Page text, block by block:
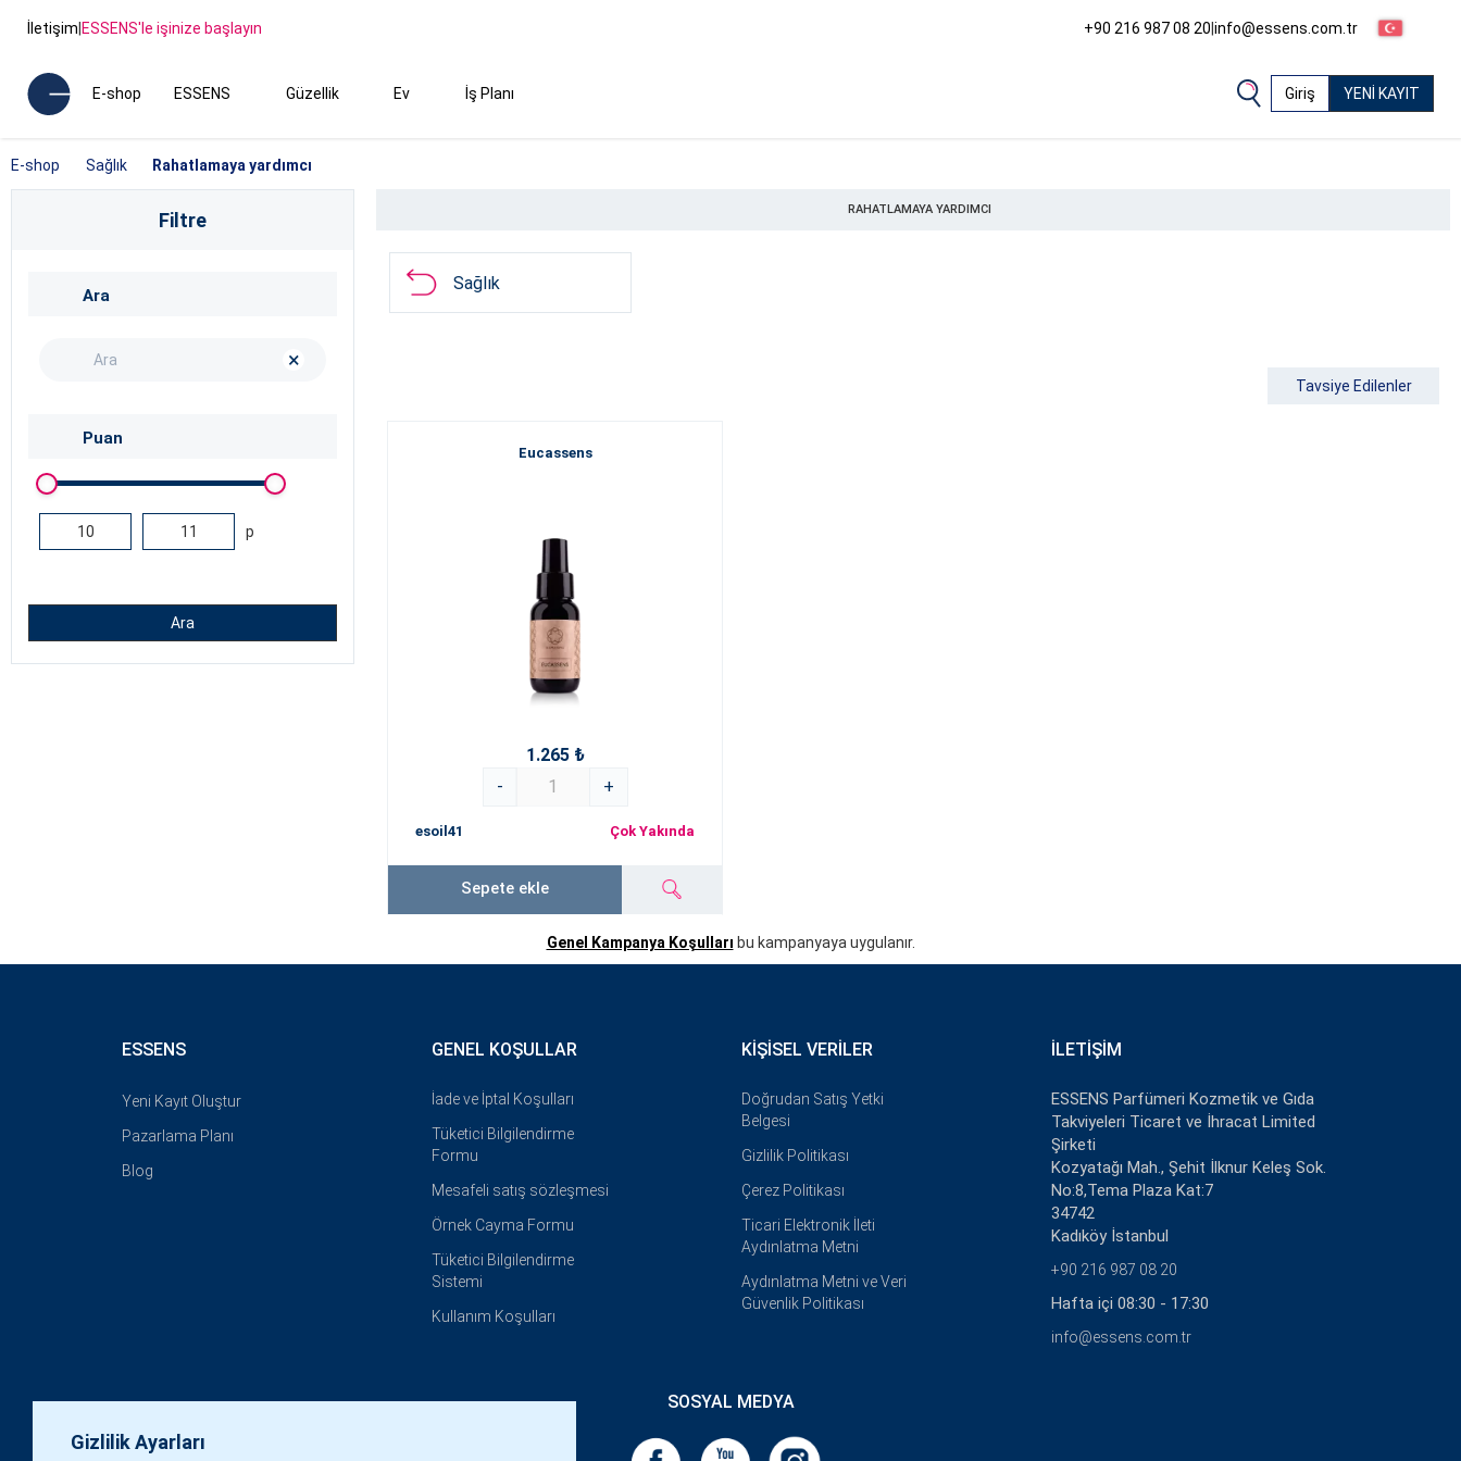
İletişim|ESSENS'le işinize başlayın +90 216 987 08 20|info@essens.com.tr
E-shop ESSENS Güzellik Ev İş Planı Giriş YENİ KAYIT
E-shop Sağlık Rahatlamaya yardımcı
Filtre
Ara
×
Puan
p
Ara
RAHATLAMAYA YARDIMCI
Sağlık
Tavsiye Edilenler
Eucassens
1.265 ₺
-
+
esoil41 Çok Yakında
Sepete ekle
Genel Kampanya Koşulları bu kampanyaya uygulanır.
Gizlilik Ayarları
ESSENS
Yeni Kayıt Oluştur
Pazarlama Planı
Blog
GENEL KOŞULLAR
İade ve İptal Koşulları
Tüketici Bilgilendirme
Formu
Mesafeli satış sözleşmesi
Örnek Cayma Formu
Tüketici Bilgilendirme
Sistemi
Kullanım Koşulları
KIŞISEL VERILER
Doğrudan Satış Yetki
Belgesi
Gizlilik Politikası
Çerez Politikası
Ticari Elektronik İleti
Aydınlatma Metni
Aydınlatma Metni ve Veri
Güvenlik Politikası
İLETIŞIM
ESSENS Parfümeri Kozmetik ve Gıda
Takviyeleri Ticaret ve İhracat Limited
Şirketi
Kozyatağı Mah., Şehit İlknur Keleş Sok.
No:8,Tema Plaza Kat:7
34742
Kadıköy İstanbul
+90 216 987 08 20
Hafta içi 08:30 - 17:30
info@essens.com.tr
SOSYAL MEDYA